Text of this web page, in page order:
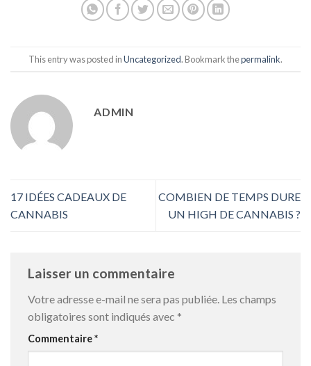
This entry was posted inUncategorized. Bookmark thepermalink.
ADMIN
17 IDÉES CADEAUX DE
CANNABIS
COMBIEN DE TEMPS DURE
UN HIGH DE CANNABIS ?
Laisser un commentaire
Votre adresse e-mail ne sera pas publiée. Les champs
obligatoires sont indiqués avec *
Commentaire*